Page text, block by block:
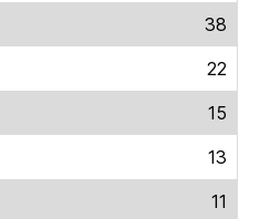
38
22
15
13
11